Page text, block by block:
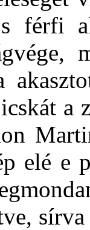
a
elé e